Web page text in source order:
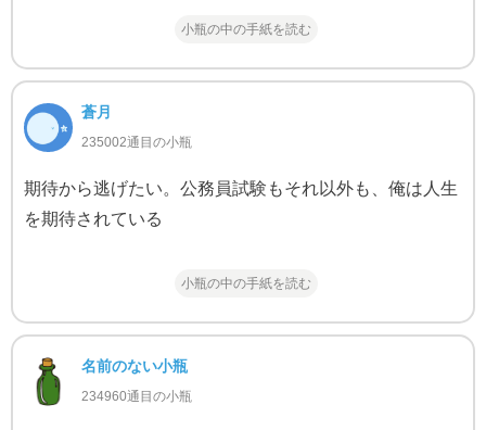
小瓶の中の手紙を読む
蒼月
235002通目の小瓶
期待から逃げたい。公務員試験もそれ以外も、俺は人生
を期待されている
小瓶の中の手紙を読む
名前のない小瓶
234960通目の小瓶